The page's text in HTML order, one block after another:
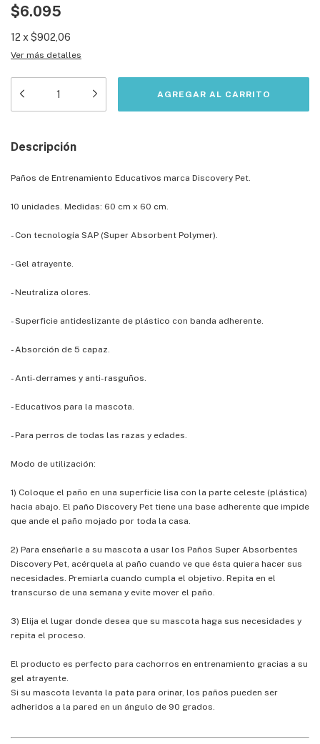
$6.095
12 x $902,06
Ver más detalles
Descripción
Paños de Entrenamiento Educativos marca Discovery Pet.
10 unidades. Medidas: 60 cm x 60 cm.
- Con tecnología SAP (Super Absorbent Polymer).
- Gel atrayente.
- Neutraliza olores.
- Superficie antideslizante de plástico con banda adherente.
- Absorción de 5 capaz.
- Anti-derrames y anti-rasguños.
- Educativos para la mascota.
- Para perros de todas las razas y edades.
Modo de utilización:
1) Coloque el paño en una superficie lisa con la parte celeste (plástica)
hacia abajo. El paño Discovery Pet tiene una base adherente que impide
que ande el paño mojado por toda la casa.
2) Para enseñarle a su mascota a usar los Paños Super Absorbentes
Discovery Pet, acérquela al paño cuando ve que ésta quiera hacer sus
necesidades. Premiarla cuando cumpla el objetivo. Repita en el
transcurso de una semana y evite mover el paño.
3) Elija el lugar donde desea que su mascota haga sus necesidades y
repita el proceso.
El producto es perfecto para cachorros en entrenamiento gracias a su
gel atrayente.
Si su mascota levanta la pata para orinar, los paños pueden ser
adheridos a la pared en un ángulo de 90 grados.